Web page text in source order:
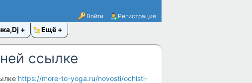
Войти Регистрация
Ещё
ссылке
https://more-to-yoga.ru/novosti/ochisti-